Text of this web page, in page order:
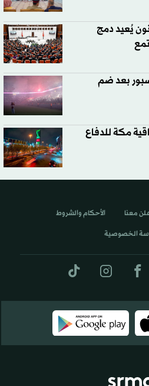
يُعيد دمج
سبور بعد ضم
مكة للدفاع
معنا الأحكام والشروط
الخصوصية